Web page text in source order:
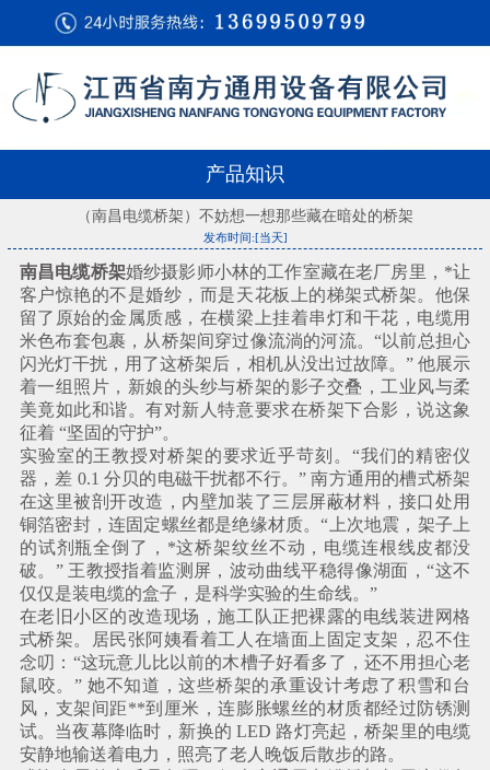
产品知识
（南昌电缆桥架）不妨想一想那些藏在暗处的桥架
发布时间:[当天]
南昌电缆桥架婚纱摄影师小林的工作室藏在老厂房里，*让
客户惊艳的不是婚纱，而是天花板上的梯架式桥架。他保
留了原始的金属质感，在横梁上挂着串灯和干花，电缆用
米色布套包裹，从桥架间穿过像流淌的河流。“以前总担心
闪光灯干扰，用了这桥架后，相机从没出过故障。” 他展示
着一组照片，新娘的头纱与桥架的影子交叠，工业风与柔
美竟如此和谐。有对新人特意要求在桥架下合影，说这象
征着 “坚固的守护”。
实验室的王教授对桥架的要求近乎苛刻。“我们的精密仪
器，差 0.1 分贝的电磁干扰都不行。” 南方通用的槽式桥架
在这里被剖开改造，内壁加装了三层屏蔽材料，接口处用
铜箔密封，连固定螺丝都是绝缘材质。“上次地震，架子上
的试剂瓶全倒了，*这桥架纹丝不动，电缆连根线皮都没
破。” 王教授指着监测屏，波动曲线平稳得像湖面，“这不
仅仅是装电缆的盒子，是科学实验的生命线。”
在老旧小区的改造现场，施工队正把裸露的电线装进网格
式桥架。居民张阿姨看着工人在墙面上固定支架，忍不住
念叨：“这玩意儿比以前的木槽子好看多了，还不用担心老
鼠咬。” 她不知道，这些桥架的承重设计考虑了积雪和台
风，支架间距**到厘米，连膨胀螺丝的材质都经过防锈测
试。当夜幕降临时，新换的 LED 路灯亮起，桥架里的电缆
安静地输送着电力，照亮了老人晚饭后散步的路。